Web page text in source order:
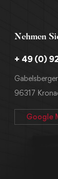
Nehmen
+ 49 (0)
96317
Google